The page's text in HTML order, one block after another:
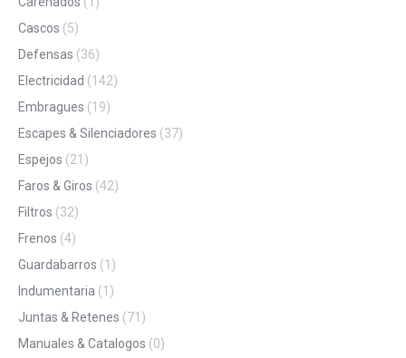
Cascos (5)
Defensas (36)
Electricidad (142)
Embragues (19)
Escapes & Silenciadores (37)
Espejos (21)
Faros & Giros (42)
Filtros (32)
Frenos (4)
Guardabarros (1)
Indumentaria (1)
Juntas & Retenes (71)
Manuales & Catalogos (0)